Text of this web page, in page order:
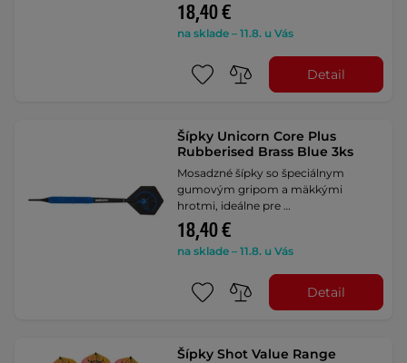
18,40 €
na sklade – 11.8. u Vás
Detail
Šípky Unicorn Core Plus
Rubberised Brass Blue 3ks
Mosadzné šípky so špeciálnym
gumovým gripom a mäkkými
hrotmi, ideálne pre …
18,40 €
na sklade – 11.8. u Vás
Detail
Šípky Shot Value Range